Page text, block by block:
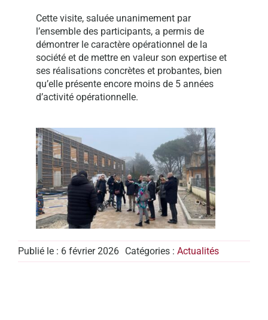
Cette visite, saluée unanimement par
l’ensemble des participants, a permis de
démontrer le caractère opérationnel de la
société et de mettre en valeur son expertise et
ses réalisations concrètes et probantes, bien
qu’elle présente encore moins de 5 années
d’activité opérationnelle.
Publié le : 6 février 2026 Catégories : Actualités